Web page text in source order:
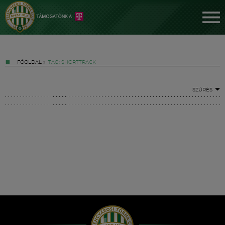
FŐOLDAL » TAG: SHORTTRACK
SZŰRÉS
Hírek